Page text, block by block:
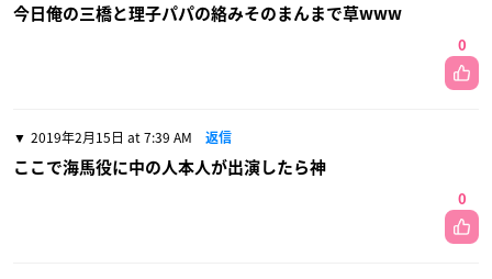
今日俺の三橋と理子パパの絡みそのまんまで草www
0
2019年2月15日 at 7:39 AM 返信
ここで海馬役に中の人本人が出演したら神
0